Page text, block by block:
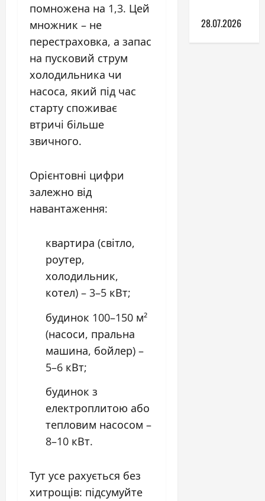
помножена на 1,3. Цей
множник – не
перестраховка, а запас
на пусковий струм
холодильника чи
насоса, який під час
старту споживає
втричі більше
звичного.
Орієнтовні цифри
залежно від
навантаження:
квартира (світло,
роутер,
холодильник,
котел) – 3–5 кВт;
будинок 100–150 м²
(насоси, пральна
машина, бойлер) –
5–6 кВт;
будинок з
електроплитою або
тепловим насосом –
8–10 кВт.
Тут усе рахується без
хитрощів: підсумуйте
28.07.2026